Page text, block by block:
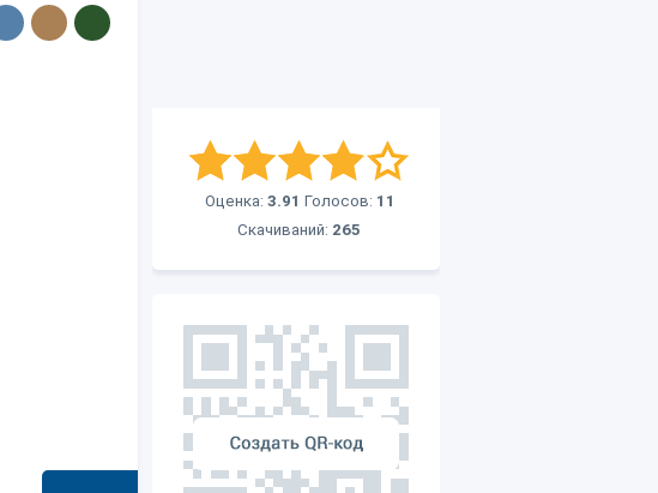
Оценка: 3.91 Голосов: 11
Скачиваний: 265